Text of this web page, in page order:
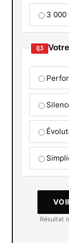
3 000
Q3
Résultat